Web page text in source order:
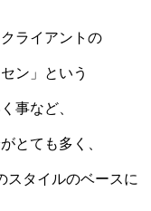
ライアントの
ン」という
事など、
とても多く、
スタイルのベースに